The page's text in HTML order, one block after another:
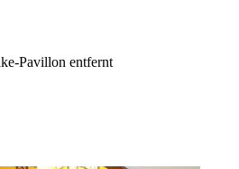
Pavillon entfernt